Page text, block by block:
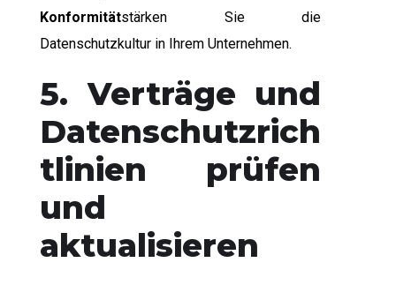
Konformitätstärken Sie die
Datenschutzkultur in Ihrem Unternehmen.
5. Verträge und
Datenschutzrich
tlinien prüfen
und
aktualisieren